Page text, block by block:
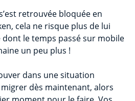
retrouvée bloquée en
cela ne risque plus de lui
le temps passé sur mobile
un peu plus !
dans une situation
dès maintenant, alors